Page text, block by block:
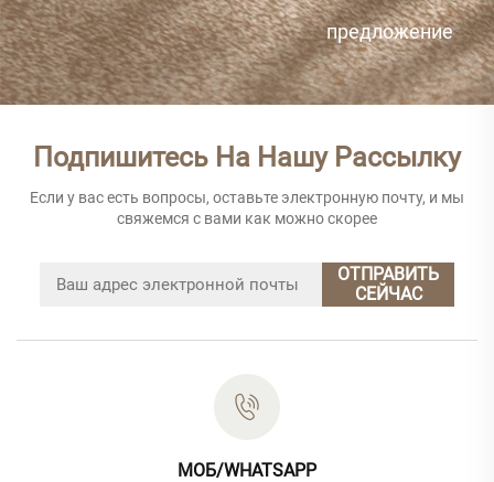
предложение
Подпишитесь На Нашу Рассылку
Если у вас есть вопросы, оставьте электронную почту, и мы
свяжемся с вами как можно скорее
ОТПРАВИТЬ
СЕЙЧАС
МОБ/WHATSAPP